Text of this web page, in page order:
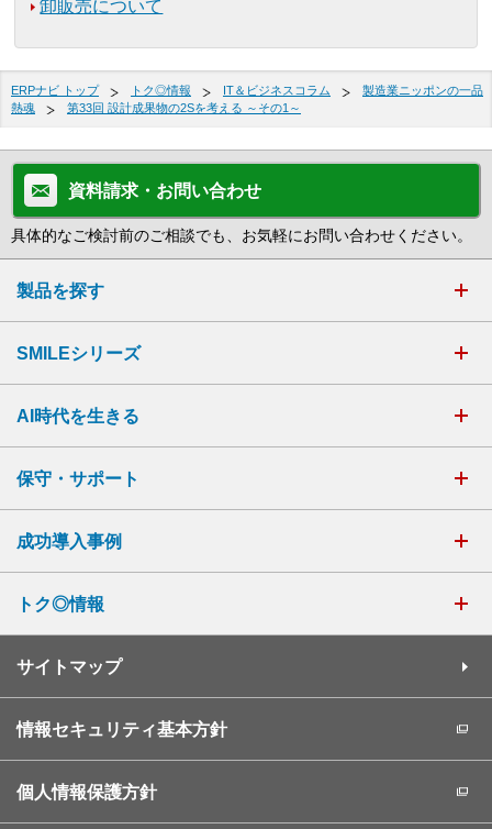
卸販売について
ERPナビ トップ トク◎情報 IT＆ビジネスコラム
製造業ニッポンの一品
熱魂
第33回 設計成果物の2Sを考える ～その1～
資料請求・お問い合わせ
具体的なご検討前のご相談でも、お気軽にお問い合わせください。
製品を探す
SMILEシリーズ
AI時代を生きる
保守・サポート
成功導入事例
トク◎情報
サイトマップ
情報セキュリティ基本方針
個人情報保護方針